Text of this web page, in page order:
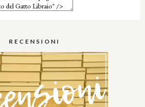
RECENSIONI